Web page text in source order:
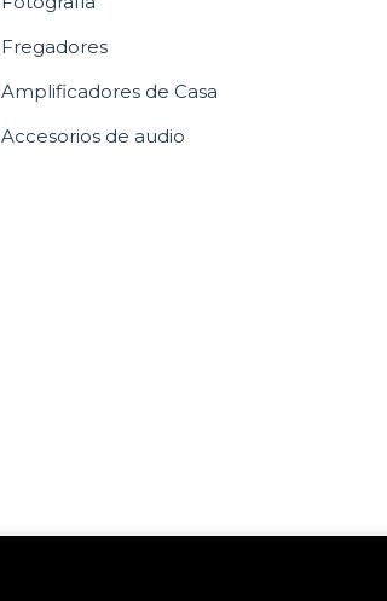
Fregadores
Amplificadores de Casa
Accesorios de audio